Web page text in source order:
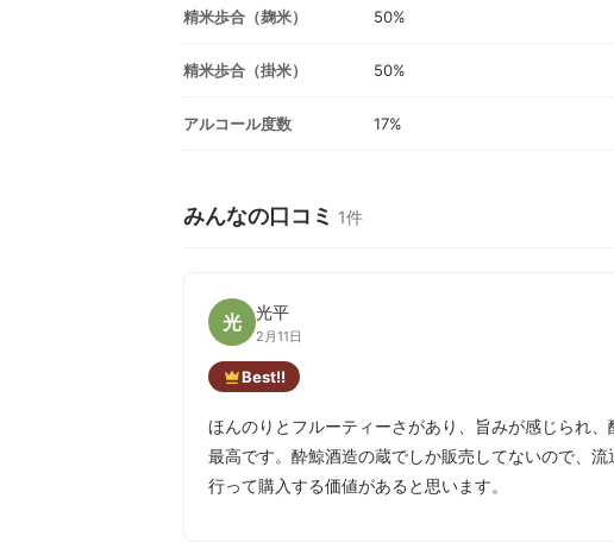
精米歩合（麹米） 50%
精米歩合（掛米） 50%
アルコール度数 17%
みんなの口コミ 1件
光 光平
2月11日
Best!!
ほんのりとフルーティーさがあり、旨みが感じられ
最高です。酔鯨酒造の蔵でしか販売してないので、
行って購入する価値があると思います。